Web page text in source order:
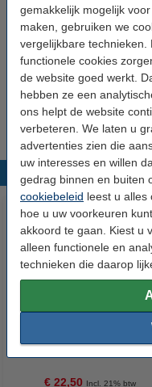
gemakkelijk mogelijk
maken, gebruiken we
vergelijkbare technieken.
functionele cookies
de website goed werkt.
hebben ze een
ons helpt de website
verbeteren. We laten u
advertenties zien die
uw interesses en willen
gedrag binnen en buiten
cookiebeleid leest u alles
hoe u uw voorkeuren
akkoord te gaan. Kiest u
alleen functionele en
technieken die daarop
Waterbestendig:
Geschikt voor:
Frame:
Ons artikelnr:
vellen)
€ 22,50 Incl. 21% btw